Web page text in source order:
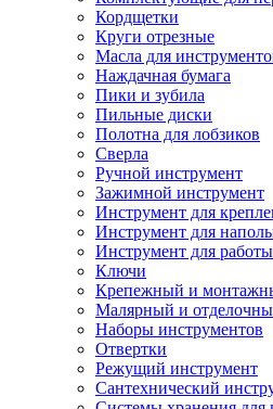
Кордщетки
Круги отрезные
Масла для
Наждачная бумага
Пики и зубила
Пильные диски
Полотна для лобзиков
Сверла
Ручной инструмент
Зажимной инструмент
Инструмент для
Инструмент для
Инструмент для
Ключи
Крепежный и
Малярный и
Наборы инструментов
Отвертки
Режущий инструмент
Сантехнический